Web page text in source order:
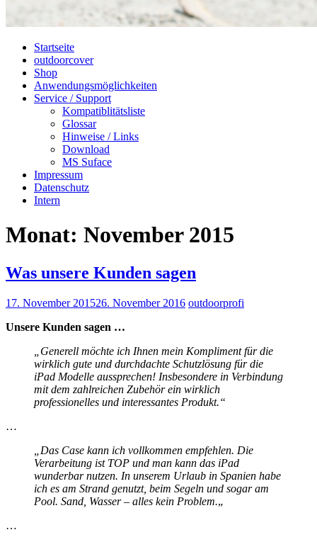
Startseite
outdoorcover
Shop
Anwendungsmöglichkeiten
Service / Support
Kompatiblitätsliste
Glossar
Hinweise / Links
Download
MS Suface
Impressum
Datenschutz
Intern
Monat: November 2015
Was unsere Kunden sagen
17. November 201526. November 2016 outdoorprofi
Unsere Kunden sagen …
„Generell möchte ich Ihnen mein Kompliment für die
wirklich gute und durchdachte Schutzlösung für die
iPad Modelle aussprechen! Insbesondere in Verbindung
mit dem zahlreichen Zubehör ein wirklich
professionelles und interessantes Produkt.“
…
„Das Case kann ich vollkommen empfehlen. Die
Verarbeitung ist TOP und man kann das iPad
wunderbar nutzen. In unserem Urlaub in Spanien habe
ich es am Strand genutzt, beim Segeln und sogar am
Pool. Sand, Wasser – alles kein Problem.„
…